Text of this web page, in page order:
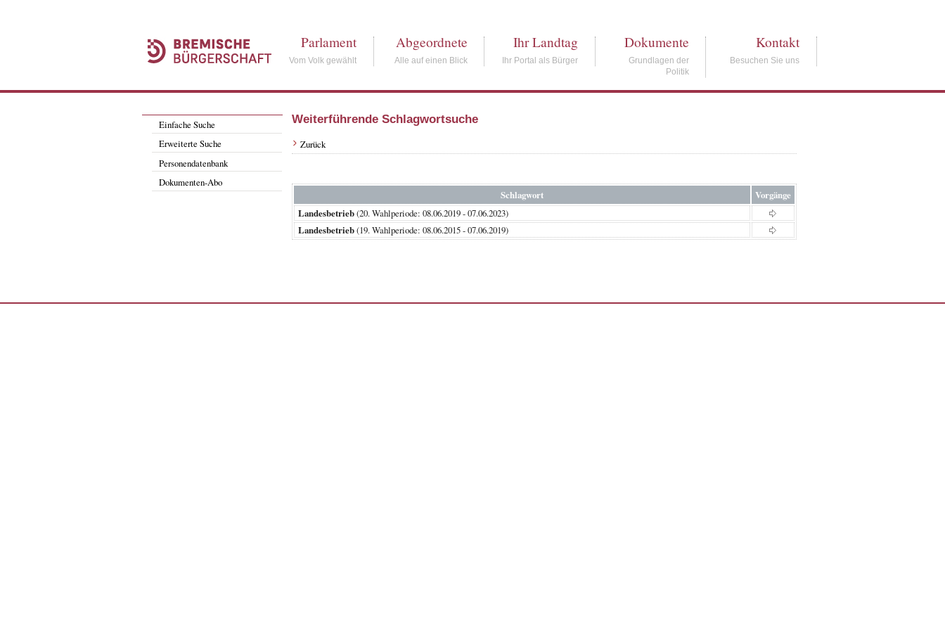
Parlament
Vom Volk gewählt
Abgeordnete
Alle auf einen Blick
Ihr Landtag
Ihr Portal als Bürger
Dokumente
Grundlagen der
Politik
Kontakt
Besuchen Sie uns
Einfache Suche
Erweiterte Suche
Personendatenbank
Dokumenten-Abo
Weiterführende Schlagwortsuche
Zurück
Schlagwort
Vorgänge
Landesbetrieb(20. Wahlperiode: 08.06.2019 - 07.06.2023)
Landesbetrieb(19. Wahlperiode: 08.06.2015 - 07.06.2019)